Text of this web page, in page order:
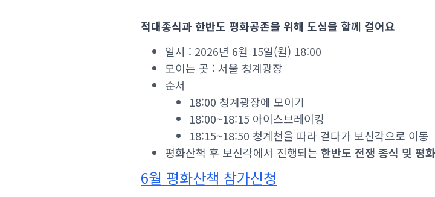
적대종식과 한반도 평화공존을 위해 도심을 함께 걸어요
일시 : 2026년 6월 15일(월) 18:00
모이는 곳 : 서울 청계광장
순서
18:00 청계광장에 모이기
18:00~18:15 아이스브레이킹
18:15~18:50 청계천을 따라 걷다가 보신각으로 이동
평화산책 후 보신각에서 진행되는 한반도 전쟁 종식 및 평
6월 평화산책 참가신청